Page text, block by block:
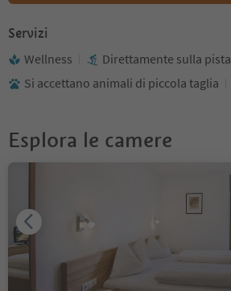
Servizi
Wellness Direttamente sulla pista
Si accettano animali di piccola taglia
Esplora le camere